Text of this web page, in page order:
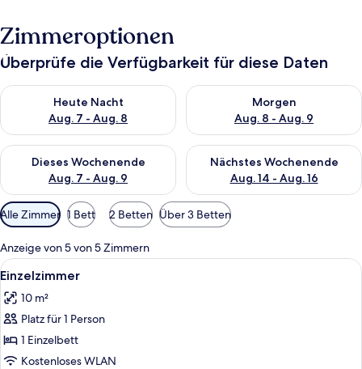
Zimmeroptionen
Überprüfe die Verfügbarkeit für diese Daten
Heute Nacht
Aug. 7 - Aug. 8
Überprüfe die Verfügbarkeit für heute Nacht, Aug. 7 - Aug. 8.
Morgen
Aug. 8 - Aug. 9
Überprüfe die Verfügbarkeit
Dieses Wochenende
Aug. 7 - Aug. 9
Überprüfe die Verfügbarkeit für dieses Wochenende, Aug. 7
Nächstes Wochenende
Aug. 14 - Aug. 16
Überprüfe die Verfügbarkeit
Verfügbare
Filter
für
Zimmer
Alle Zimmer 1 Bett 2 Betten Über 3 Betten
Anzeige von 5 von 5 Zimmern
Alle
Fotos
für
Einzelzimmer
anzeigen
Ein Hotelzimmer mit Bett, Spiegel,
11
Einzelzimmer
10 m²
Platz für 1 Person
1 Einzelbett
Kostenloses WLAN